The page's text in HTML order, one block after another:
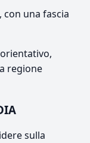
, con una fascia
regione
sulla